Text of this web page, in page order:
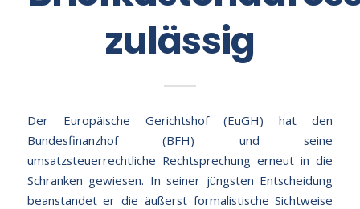
zulässig
Der Europäische Gerichtshof (EuGH) hat den
Bundesfinanzhof (BFH) und seine
umsatzsteuerrechtliche Rechtsprechung erneut in die
Schranken gewiesen. In seiner jüngsten Entscheidung
beanstandet er die äußerst formalistische Sichtweise